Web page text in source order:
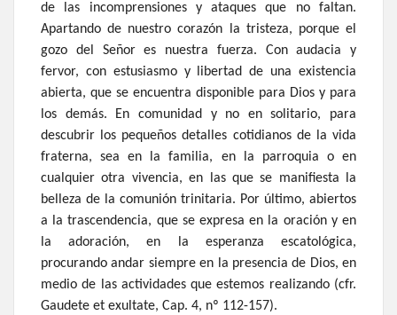
de las incomprensiones y ataques que no faltan.
Apartando de nuestro corazón la tristeza, porque el
gozo del Señor es nuestra fuerza. Con audacia y
fervor, con estusiasmo y libertad de una existencia
abierta, que se encuentra disponible para Dios y para
los demás. En comunidad y no en solitario, para
descubrir los pequeños detalles cotidianos de la vida
fraterna, sea en la familia, en la parroquia o en
cualquier otra vivencia, en las que se manifiesta la
belleza de la comunión trinitaria. Por último, abiertos
a la trascendencia, que se expresa en la oración y en
la adoración, en la esperanza escatológica,
procurando andar siempre en la presencia de Dios, en
medio de las actividades que estemos realizando (cfr.
Gaudete et exultate, Cap. 4, nº 112-157).